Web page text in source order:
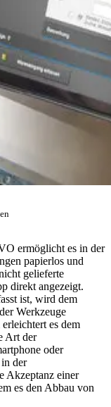
ermöglicht es in der
papierlos und
gelieferte
direkt angezeigt.
ist, wird dem
Werkzeuge
es dem
Art der
oder
der
Akzeptanz einer
es den Abbau von